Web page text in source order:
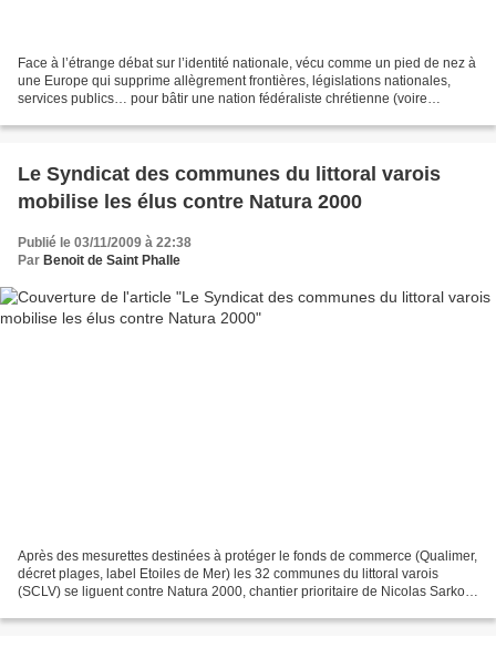
Face à l’étrange débat sur l’identité nationale, vécu comme un pied de nez à
une Europe qui supprime allègrement frontières, législations nationales,
services publics… pour bâtir une nation fédéraliste chrétienne (voire
Le Syndicat des communes du littoral varois
mobilise les élus contre Natura 2000
Publié le 03/11/2009 à 22:38
Par Benoit de Saint Phalle
Après des mesurettes destinées à protéger le fonds de commerce (Qualimer,
décret plages, label Etoiles de Mer) les 32 communes du littoral varois
(SCLV) se liguent contre Natura 2000, chantier prioritaire de Nicolas Sarkozy